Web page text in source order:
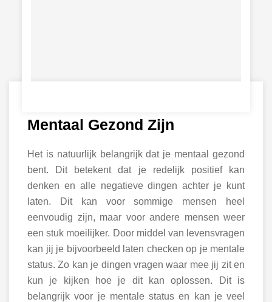
Mentaal Gezond Zijn
Het is natuurlijk belangrijk dat je mentaal gezond
bent. Dit betekent dat je redelijk positief kan
denken en alle negatieve dingen achter je kunt
laten. Dit kan voor sommige mensen heel
eenvoudig zijn, maar voor andere mensen weer
een stuk moeilijker. Door middel van levensvragen
kan jij je bijvoorbeeld laten checken op je mentale
status. Zo kan je dingen vragen waar mee jij zit en
kun je kijken hoe je dit kan oplossen. Dit is
belangrijk voor je mentale status en kan je veel